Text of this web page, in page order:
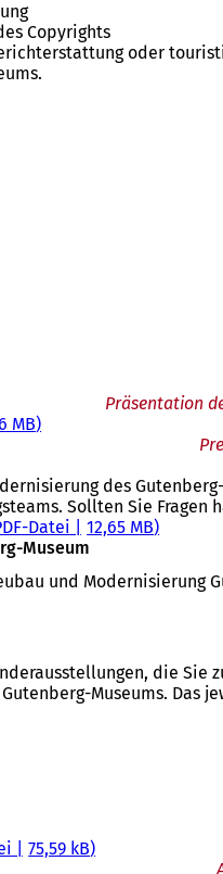
Copyrights
oder
Präsentation
MB
des
Sollten Sie Fragen
-Datei
12,65 MB
Museum
und Modernisierung
die
Museums.
75,59 kB